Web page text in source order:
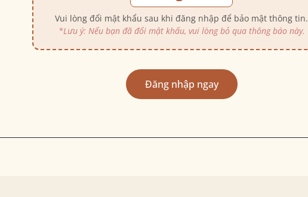
Vui lòng đổi mật khẩu sau khi đăng nhập để bảo mật thông tin.
*Lưu ý: Nếu bạn đã đổi mật khẩu, vui lòng bỏ qua thông báo này.
Đăng nhập ngay